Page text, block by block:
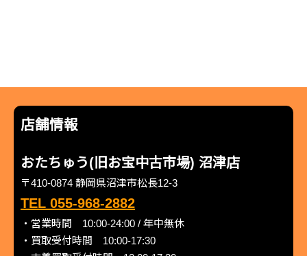
店舗情報
おたちゅう(旧お宝中古市場) 沼津店
〒410-0874 静岡県沼津市松長12-3
TEL 055-968-2882
・営業時間 10:00-24:00 / 年中無休
・買取受付時間 10:00-17:30